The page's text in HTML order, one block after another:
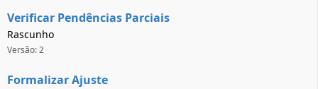
Verificar Pendências Parciais
Rascunho
Versão: 2
Formalizar Ajuste